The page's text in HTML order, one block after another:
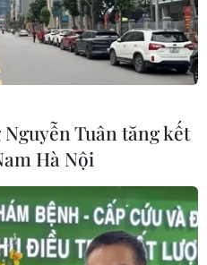
Tuân tăng kết
Hà Nội